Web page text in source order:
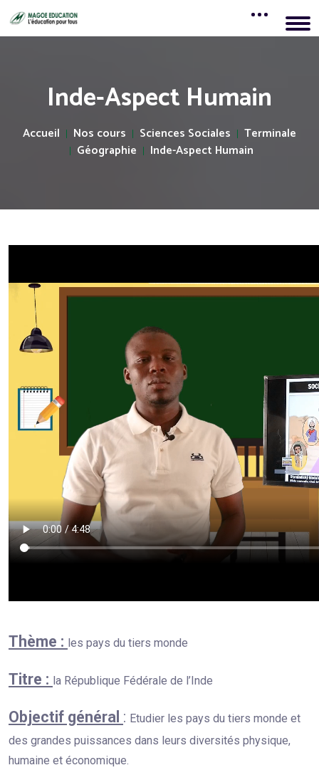
Inde-Aspect Humain
Accueil Nos cours Sciences Sociales
Terminale
Géographie
Inde-Aspect Humain
Thème : les pays du tiers monde
Titre : la République Fédérale de l’Inde
Objectif général : Etudier les pays du tiers monde et
des grandes puissances dans leurs diversités physique,
humaine et économique.